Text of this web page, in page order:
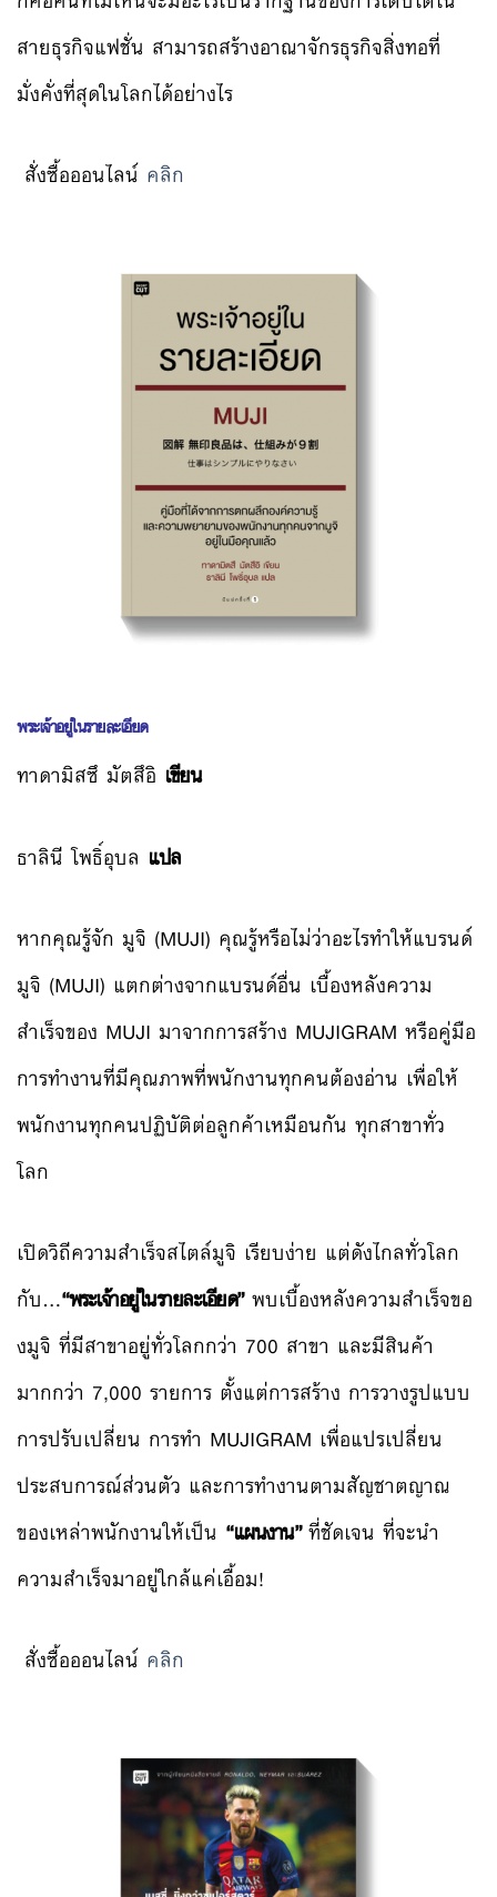
สายธุรกิจแฟชั่น สามารถสร้างอาณาจักรธุรกิจสิ่งทอที่
มั่งคั่งที่สุดในโลกได้อย่างไร
สั่งซื้อออนไลน์ คลิก
พระเจ้าอยู่ในรายละเอียด
ทาดามิสซึ มัตสึอิ เขียน
ธาลินี โพธิ์อุบล แปล
หากคุณรู้จัก มูจิ (MUJI) คุณรู้หรือไม่ว่าอะไรทำให้แบรนด์
มูจิ (MUJI) แตกต่างจากแบรนด์อื่น เบื้องหลังความ
สำเร็จของ MUJI มาจากการสร้าง MUJIGRAM หรือคู่มือ
การทำงานที่มีคุณภาพที่พนักงานทุกคนต้องอ่าน เพื่อให้
พนักงานทุกคนปฏิบัติต่อลูกค้าเหมือนกัน ทุกสาขาทั่ว
โลก
เปิดวิถีความสำเร็จสไตล์มูจิ เรียบง่าย แต่ดังไกลทั่วโลก
กับ…“พระเจ้าอยู่ในรายละเอียด”พบเบื้องหลังความสำเร็จขอ
งมูจิ ที่มีสาขาอยู่ทั่วโลกกว่า 700 สาขา และมีสินค้า
มากกว่า 7,000 รายการ ตั้งแต่การสร้าง การวางรูปแบบ
การปรับเปลี่ยน การทำ MUJIGRAM เพื่อแปรเปลี่ยน
ประสบการณ์ส่วนตัว และการทำงานตามสัญชาตญาณ
ของเหล่าพนักงานให้เป็น “แผนงาน”ที่ชัดเจน ที่จะนำ
ความสำเร็จมาอยู่ใกล้แค่เอื้อม!
สั่งซื้อออนไลน์ คลิก